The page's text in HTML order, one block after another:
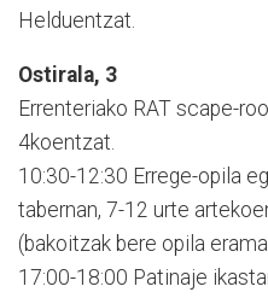
Helduentzat.
Ostirala, 3
Errenteriako RAT scape-
4koentzat.
10:30-12:30 Errege-opila
tabernan, 7-12 urte
(bakoitzak bere opila
17:00-18:00 Patinaje